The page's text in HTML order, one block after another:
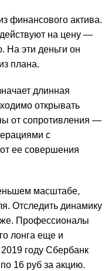
финансового актива.
на цену —
На эти деньги он
плана.
длинная
открывать
от сопротивления —
с
ее совершения
масштабе,
Отследить динамику
Профессионалы
лонга еще и
году Сбербанк
16 руб за акцию.